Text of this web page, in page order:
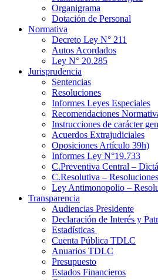
Organigrama
Dotación de Personal
Normativa
Decreto Ley N° 211
Autos Acordados
Ley N° 20.285
Jurisprudencia
Sentencias
Resoluciones
Informes Leyes Especiales
Recomendaciones
Instrucciones de carácter
Acuerdos Extrajudiciales
Oposiciones Artículo 39h)
Informes Ley N°19.733
C.Preventiva Central –
C.Resolutiva –
Ley Antimonopolio –
Transparencia
Audiencias Presidente
Declaración de Interés y
Estadísticas
Cuenta Pública TDLC
Anuarios TDLC
Presupuesto
Estados Financieros